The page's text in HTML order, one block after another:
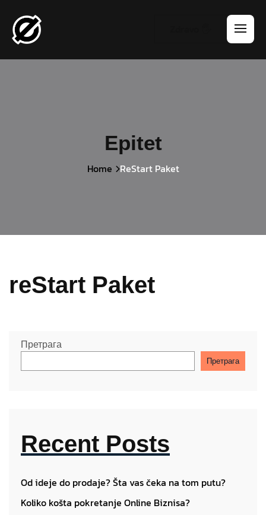
Epitet
Home ReStart Paket
Претрага
Претрага
Recent Posts
Od ideje do prodaje? Šta vas čeka na tom putu?
Koliko košta pokretanje Online Biznisa?
reStart Paket